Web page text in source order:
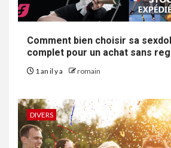
Comment bien choisir sa
complet pour un achat sans
1 an il y a romain
DIVERS